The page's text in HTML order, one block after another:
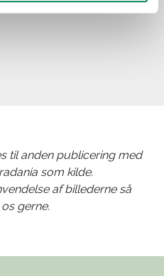
til anden publicering med
som kilde.
af billederne så
gerne.